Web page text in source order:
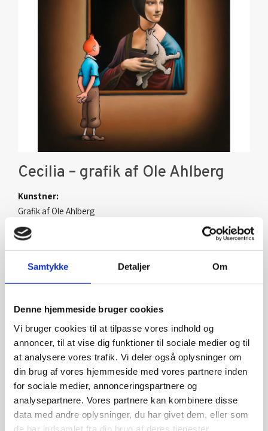
Samtykke Detaljer Om
Denne hjemmeside bruger cookies
Vi bruger cookies til at tilpasse vores indhold og
annoncer, til at vise dig funktioner til sociale medier og til
at analysere vores trafik. Vi deler også oplysninger om
din brug af vores hjemmeside med vores partnere inden
for sociale medier, annonceringspartnere og
analysepartnere. Vores partnere kan kombinere disse
data med andre oplysninger, du har givet dem, eller som
de har indsamlet fra din brug af deres tjenester.
Cecilia – grafik af Ole Ahlberg
Kunstner:
Grafik af Ole Ahlberg
Størrelse:
71×60
kr.6.600,00